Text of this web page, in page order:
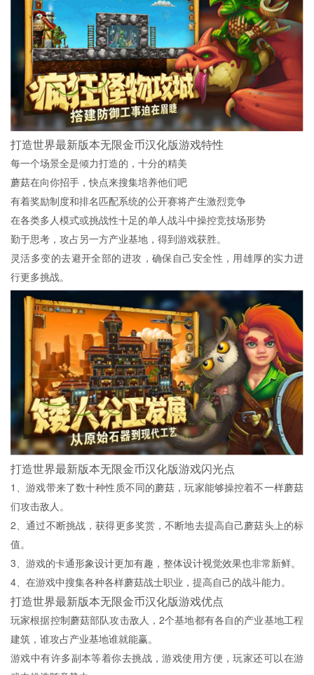
打造世界最新版本无限金币汉化版游戏特性
每一个场景全是倾力打造的，十分的精美
蘑菇在向你招手，快点来搜集培养他们吧
有着奖励制度和排名匹配系统的公开赛将产生激烈竞争
在各类多人模式或挑战性十足的单人战斗中操控竞技场形势
勤于思考，攻占另一方产业基地，得到游戏获胜。
灵活多变的去避开全部的进攻，确保自己安全性，用雄厚的实力进
行更多挑战。
打造世界最新版本无限金币汉化版游戏闪光点
1、游戏带来了数十种性质不同的蘑菇，玩家能够操控着不一样蘑菇
们攻击敌人。
2、通过不断挑战，获得更多奖赏，不断地去提高自己蘑菇头上的标
值。
3、游戏的卡通形象设计更加有趣，整体设计视觉效果也非常新鲜。
4、在游戏中搜集各种各样蘑菇战士职业，提高自己的战斗能力。
打造世界最新版本无限金币汉化版游戏优点
玩家根据控制蘑菇部队攻击敌人，2个基地都有各自的产业基地工程
建筑，谁攻占产业基地谁就能赢。
游戏中有许多副本等着你去挑战，游戏使用方便，玩家还可以在游